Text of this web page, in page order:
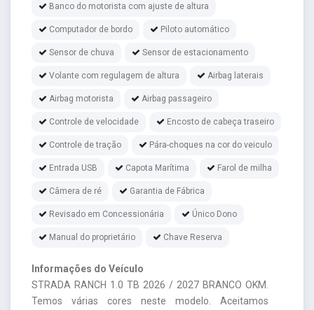
Banco do motorista com ajuste de altura
Computador de bordo Piloto automático
Sensor de chuva Sensor de estacionamento
Volante com regulagem de altura Airbag laterais
Airbag motorista Airbag passageiro
Controle de velocidade Encosto de cabeça traseiro
Controle de tração Pára-choques na cor do veiculo
Entrada USB Capota Marítima Farol de milha
Câmera de ré Garantia de Fábrica
Revisado em Concessionária Único Dono
Manual do proprietário Chave Reserva
Informações do Veículo
STRADA RANCH 1.0 TB 2026 / 2027 BRANCO OKM.
Temos várias cores neste modelo. Aceitamos